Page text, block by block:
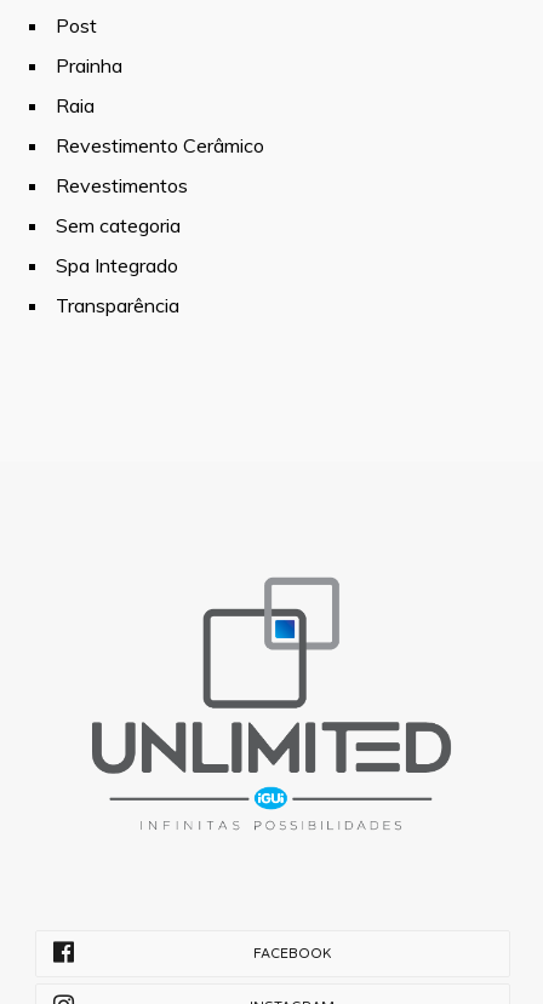
Post
Prainha
Raia
Revestimento Cerâmico
Revestimentos
Sem categoria
Spa Integrado
Transparência
FACEBOOK